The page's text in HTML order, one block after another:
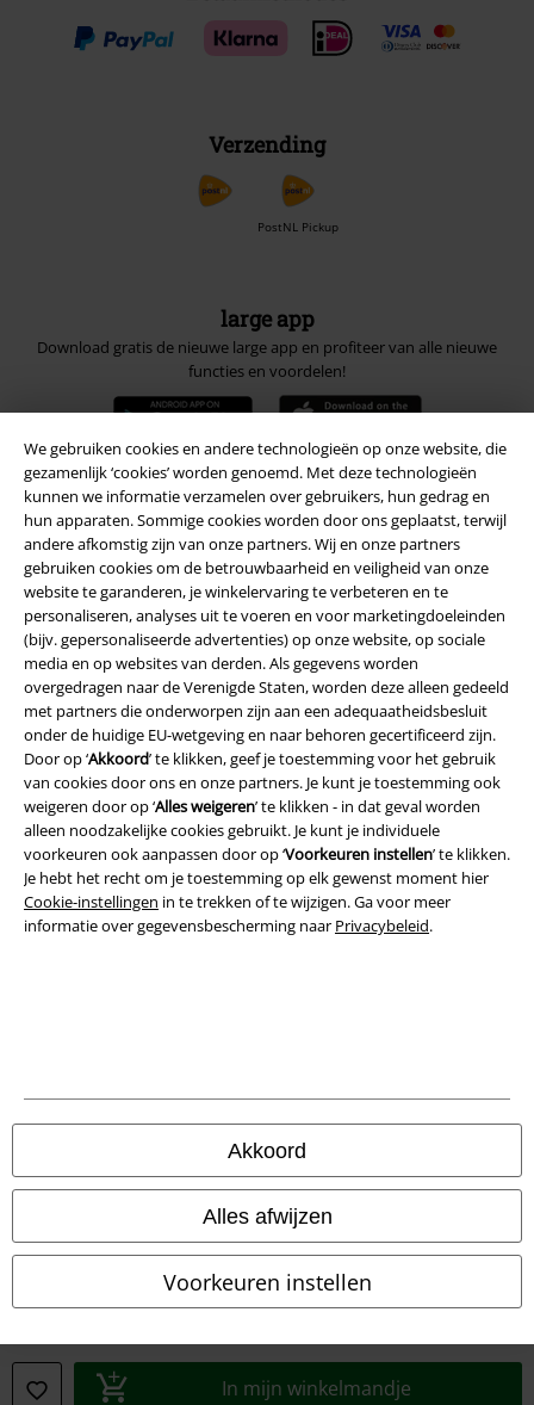
We gebruiken cookies en andere technologieën op onze website, die
gezamenlijk ‘cookies’ worden genoemd. Met deze technologieën
kunnen we informatie verzamelen over gebruikers, hun gedrag en
hun apparaten. Sommige cookies worden door ons geplaatst, terwijl
andere afkomstig zijn van onze partners. Wij en onze partners
gebruiken cookies om de betrouwbaarheid en veiligheid van onze
website te garanderen, je winkelervaring te verbeteren en te
personaliseren, analyses uit te voeren en voor marketingdoeleinden
(bijv. gepersonaliseerde advertenties) op onze website, op sociale
media en op websites van derden. Als gegevens worden
overgedragen naar de Verenigde Staten, worden deze alleen gedeeld
met partners die onderworpen zijn aan een adequaatheidsbesluit
onder de huidige EU-wetgeving en naar behoren gecertificeerd zijn.
Door op ‘Akkoord’ te klikken, geef je toestemming voor het gebruik
van cookies door ons en onze partners. Je kunt je toestemming ook
weigeren door op ‘Alles weigeren’ te klikken - in dat geval worden
alleen noodzakelijke cookies gebruikt. Je kunt je individuele
voorkeuren ook aanpassen door op ‘Voorkeuren instellen’ te klikken.
Je hebt het recht om je toestemming op elk gewenst moment hier
Cookie-instellingen in te trekken of te wijzigen. Ga voor meer
informatie over gegevensbescherming naar Privacybeleid.
Akkoord
Alles afwijzen
Voorkeuren instellen
In mijn winkelmandje
Verzending
PostNL Pickup
large app
Download gratis de nieuwe large app en profiteer van alle nieuwe
functies en voordelen!
A Warner Music Group Company
Beveiliging
Bedrijfsgegevens
Privacyverklaring
Verklaring van conformiteit
Informatie over toegankelijkheid
Cookie-instellingen
Annuleer bestelling